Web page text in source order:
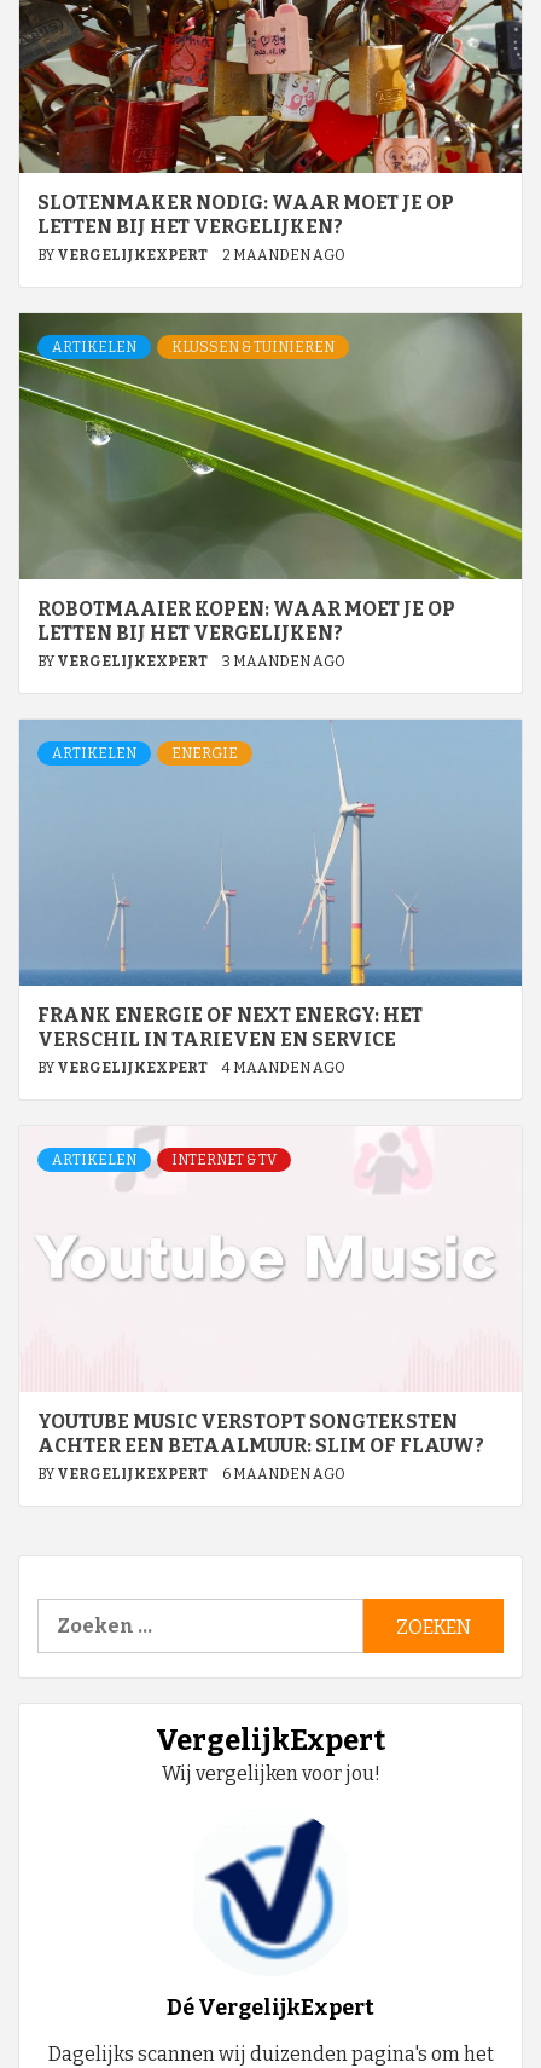
SLOTENMAKER NODIG: WAAR MOET JE OP
LETTEN BIJ HET VERGELIJKEN?
BY VERGELIJKEXPERT 2 MAANDEN AGO
ARTIKELEN KLUSSEN & TUINIEREN
ROBOTMAAIER KOPEN: WAAR MOET JE OP
LETTEN BIJ HET VERGELIJKEN?
BY VERGELIJKEXPERT 3 MAANDEN AGO
ARTIKELEN ENERGIE
FRANK ENERGIE OF NEXT ENERGY: HET
VERSCHIL IN TARIEVEN EN SERVICE
BY VERGELIJKEXPERT 4 MAANDEN AGO
ARTIKELEN INTERNET & TV
YOUTUBE MUSIC VERSTOPT SONGTEKSTEN
ACHTER EEN BETAALMUUR: SLIM OF FLAUW?
BY VERGELIJKEXPERT 6 MAANDEN AGO
naar:
VergelijkExpert
Wij vergelijken voor jou!
Dé VergelijkExpert
Dagelijks scannen wij duizenden pagina's om het